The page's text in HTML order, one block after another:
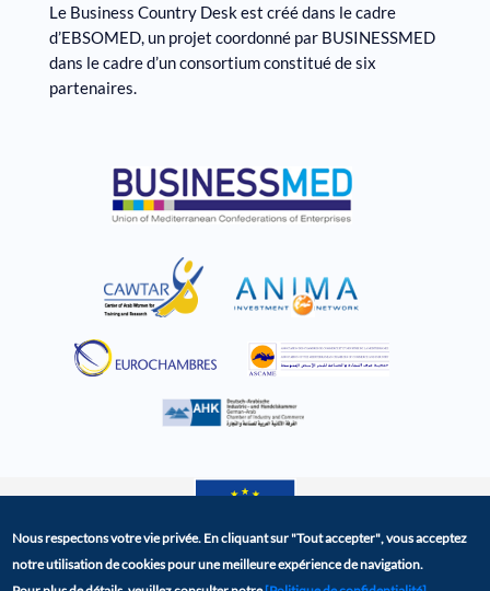
Le Business Country Desk est créé dans le cadre
d’EBSOMED, un projet coordonné par BUSINESSMED
dans le cadre d’un consortium constitué de six
partenaires.
La plateforme BCD a été crée dans le cadre du projet
Nous respectons votre vie privée. En cliquant sur "Tout accepter", vous acceptez
notre utilisation de cookies pour une meilleure expérience de navigation.